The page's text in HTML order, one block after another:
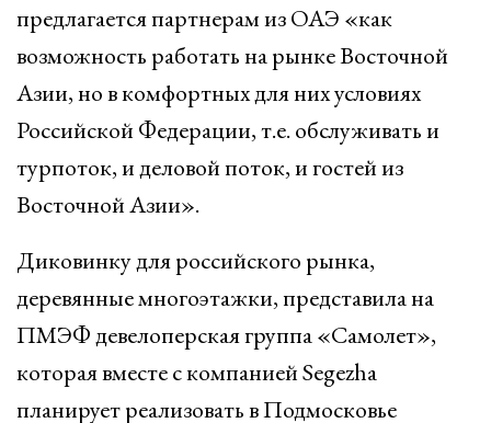
предлагается партнерам из ОАЭ «как
возможность работать на рынке Восточной
Азии, но в комфортных для них условиях
Российской Федерации, т.е. обслуживать и
турпоток, и деловой поток, и гостей из
Восточной Азии».
Диковинку для российского рынка,
деревянные многоэтажки, представила на
ПМЭФ девелоперская группа «Самолет»,
которая вместе с компанией Segezha
планирует реализовать в Подмосковье